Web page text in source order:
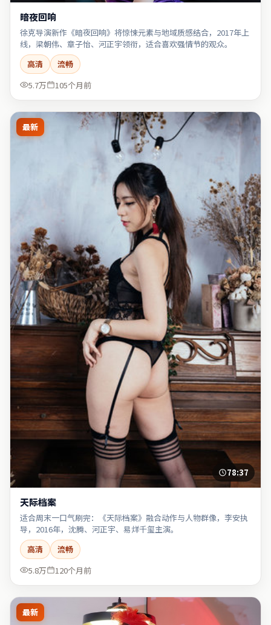
暗夜回响
徐克导演新作《暗夜回响》将惊悚元素与地域质感结合，2017年上
线，梁朝伟、章子怡、河正宇领衔，适合喜欢强情节的观众。
高清
流畅
5.7万
105个月前
最新
78:37
天际档案
适合周末一口气刷完：《天际档案》融合动作与人物群像，李安执
导，2016年，沈腾、河正宇、易烊千玺主演。
高清
流畅
5.8万
120个月前
最新